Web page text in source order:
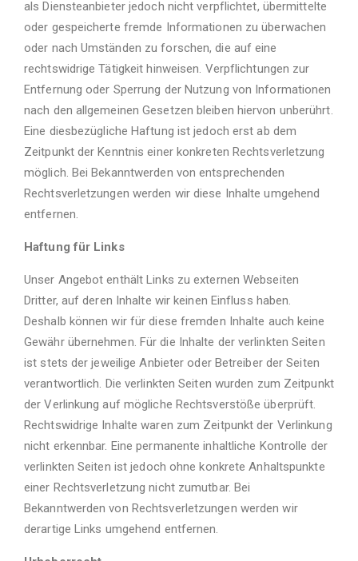
als Diensteanbieter jedoch nicht verpflichtet, übermittelte
oder gespeicherte fremde Informationen zu überwachen
oder nach Umständen zu forschen, die auf eine
rechtswidrige Tätigkeit hinweisen. Verpflichtungen zur
Entfernung oder Sperrung der Nutzung von Informationen
nach den allgemeinen Gesetzen bleiben hiervon unberührt.
Eine diesbezügliche Haftung ist jedoch erst ab dem
Zeitpunkt der Kenntnis einer konkreten Rechtsverletzung
möglich. Bei Bekanntwerden von entsprechenden
Rechtsverletzungen werden wir diese Inhalte umgehend
entfernen.
Haftung für Links
Unser Angebot enthält Links zu externen Webseiten
Dritter, auf deren Inhalte wir keinen Einfluss haben.
Deshalb können wir für diese fremden Inhalte auch keine
Gewähr übernehmen. Für die Inhalte der verlinkten Seiten
ist stets der jeweilige Anbieter oder Betreiber der Seiten
verantwortlich. Die verlinkten Seiten wurden zum Zeitpunkt
der Verlinkung auf mögliche Rechtsverstöße überprüft.
Rechtswidrige Inhalte waren zum Zeitpunkt der Verlinkung
nicht erkennbar. Eine permanente inhaltliche Kontrolle der
verlinkten Seiten ist jedoch ohne konkrete Anhaltspunkte
einer Rechtsverletzung nicht zumutbar. Bei
Bekanntwerden von Rechtsverletzungen werden wir
derartige Links umgehend entfernen.